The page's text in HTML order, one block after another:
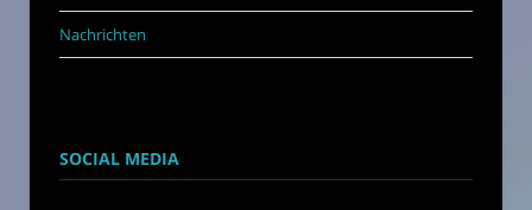
Nachrichten
SOCIAL MEDIA